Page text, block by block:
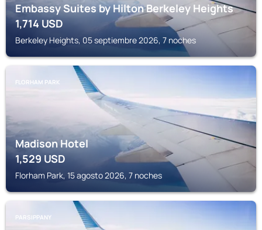
Embassy Suites by Hilton Berkeley Heights
1,714USD
Berkeley Heights, 05 septiembre 2026, 7 noches
FLORHAM PARK
Madison Hotel
1,529USD
Florham Park, 15 agosto 2026, 7 noches
PARSIPPANY